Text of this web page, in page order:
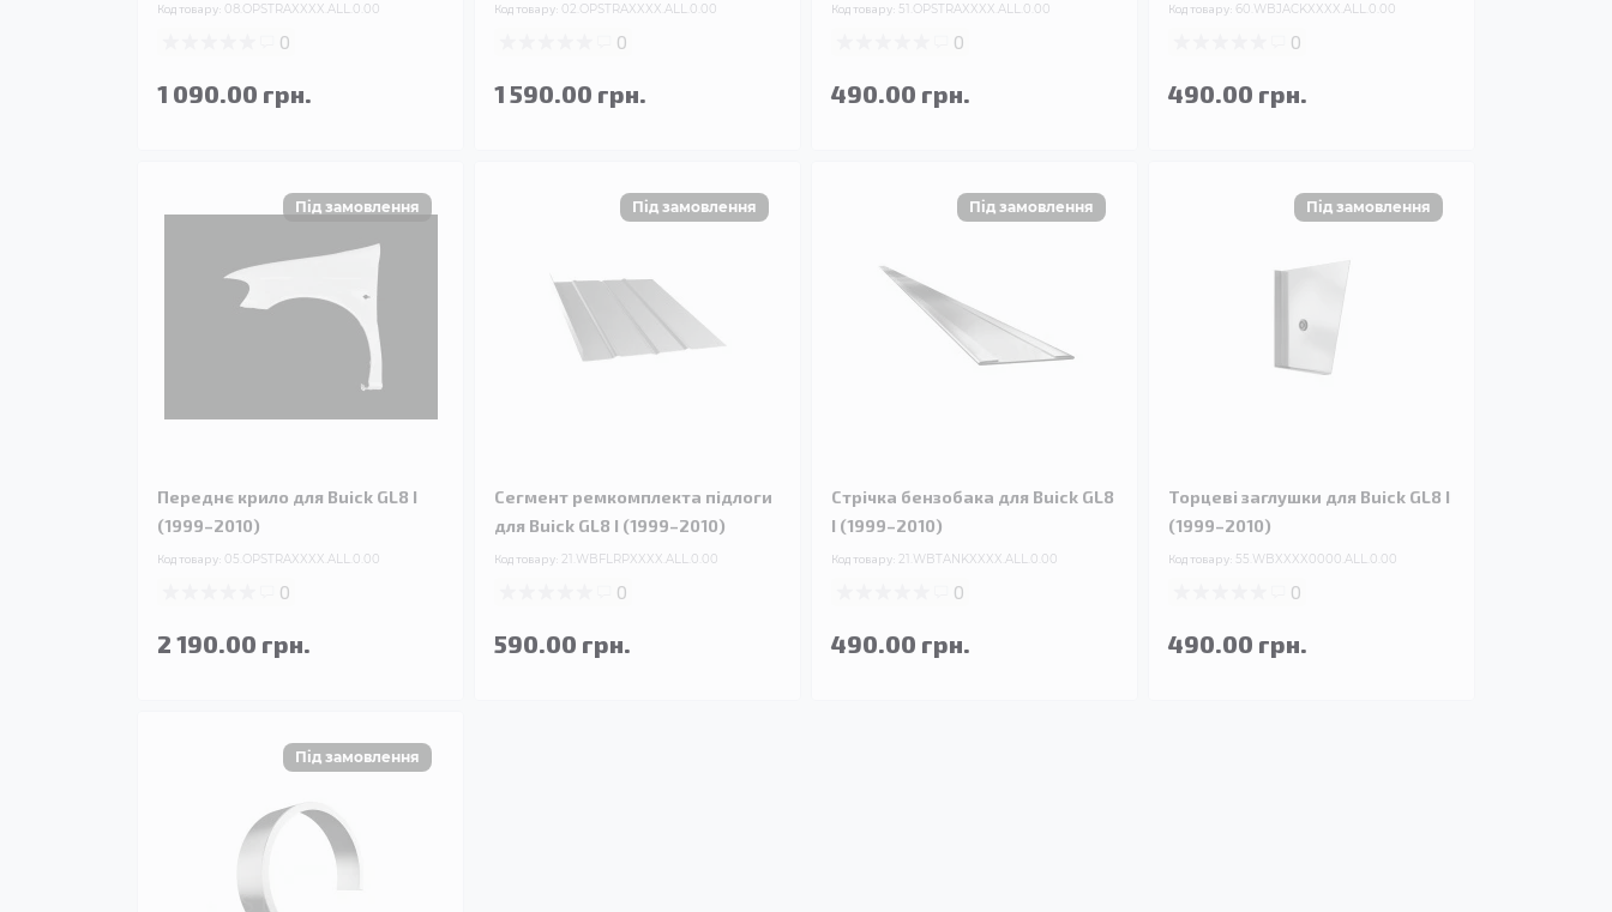
Код товару: 08.OPSTRAXXXX.ALL.0.00
0
1 090.00 грн.
Код товару: 02.OPSTRAXXXX.ALL.0.00
0
1 590.00 грн.
Код товару: 51.OPSTRAXXXX.ALL.0.00
0
490.00 грн.
Код товару: 60.WBJACKXXXX.ALL.0.00
0
490.00 грн.
Переднє крило для Buick GL8 I
(1999–2010)
Код товару: 05.OPSTRAXXXX.ALL.0.00
0
2 190.00 грн.
Сегмент ремкомплекта підлоги
для Buick GL8 I (1999–2010)
Код товару: 21.WBFLRPXXXX.ALL.0.00
0
590.00 грн.
Стрічка бензобака для Buick GL8
I (1999–2010)
Код товару: 21.WBTANKXXXX.ALL.0.00
0
490.00 грн.
Торцеві заглушки для Buick GL8 I
(1999–2010)
Код товару: 55.WBXXXX0000.ALL.0.00
0
490.00 грн.